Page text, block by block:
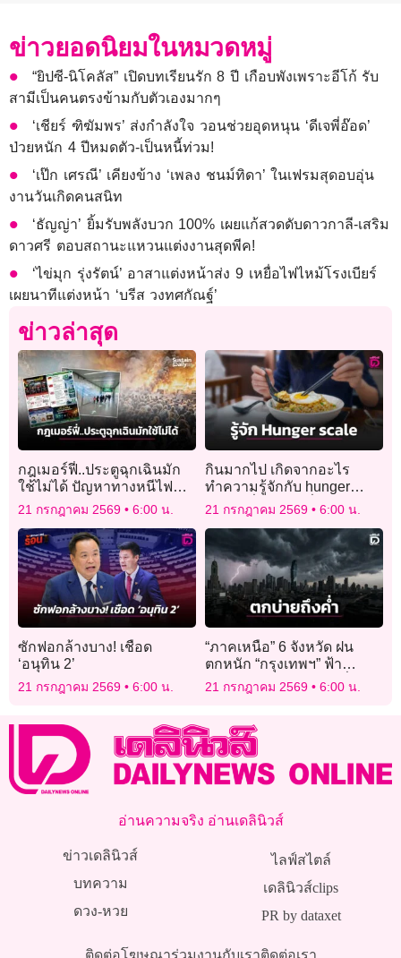
ข่าวยอดนิยมในหมวดหมู่
“ยิปซี-นิโคลัส” เปิดบทเรียนรัก 8 ปี เกือบพังเพราะอีโก้ รับ
สามีเป็นคนตรงข้ามกับตัวเองมากๆ
‘เชียร์ ฑิฆัมพร’ ส่งกำลังใจ วอนช่วยอุดหนุน ‘ดีเจพี่อ๊อด’
ป่วยหนัก 4 ปีหมดตัว-เป็นหนี้ท่วม!
‘เป๊ก เศรณี’ เคียงข้าง ‘เพลง ชนม์ทิดา’ ในเฟรมสุดอบอุ่น
งานวันเกิดคนสนิท
‘ธัญญ่า’ ยิ้มรับพลังบวก 100% เผยแก้สวดดับดาวกาลี-เสริม
ดาวศรี ตอบสถานะแหวนแต่งงานสุดพีค!
‘ไข่มุก รุ่งรัตน์’ อาสาแต่งหน้าส่ง 9 เหยื่อไฟไหม้โรงเบียร์
เผยนาทีแต่งหน้า ‘บรีส วงทศกัณฐ์’
ข่าวล่าสุด
กฎเมอร์ฟี่..ประตูฉุกเฉินมัก
ใช้ไม่ได้ ปัญหาทางหนีไฟ
หรือจิตสำนึกปลอดภัย
21 กรกฎาคม 2569 6:00 น.
กินมากไป เกิดจากอะไร
ทำความรู้จักกับ hunger
scale เพื่อปรับเปลี่ยน
พฤติกรรมกินให้พอดี
21 กรกฎาคม 2569 6:00 น.
ซักฟอกล้างบาง! เชือด
‘อนุทิน 2’
21 กรกฎาคม 2569 6:00 น.
“ภาคเหนือ” 6 จังหวัด ฝน
ตกหนัก “กรุงเทพฯ” ฟ้า
คะนองระหว่างบ่ายถึงค่ำ
21 กรกฎาคม 2569 6:00 น.
อ่านความจริง อ่านเดลินิวส์
ข่าวเดลินิวส์
บทความ
ดวง-หวย
ไลฟ์สไตล์
เดลินิวส์clips
PR by dataxet
ติดต่อโฆษณาร่วมงานกับเราติดต่อเรา